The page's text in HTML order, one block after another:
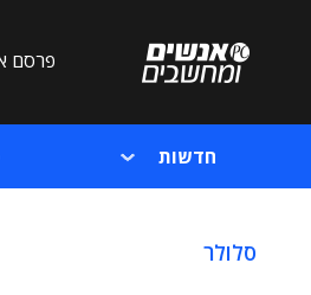
פרסם
חדשות
סלולר